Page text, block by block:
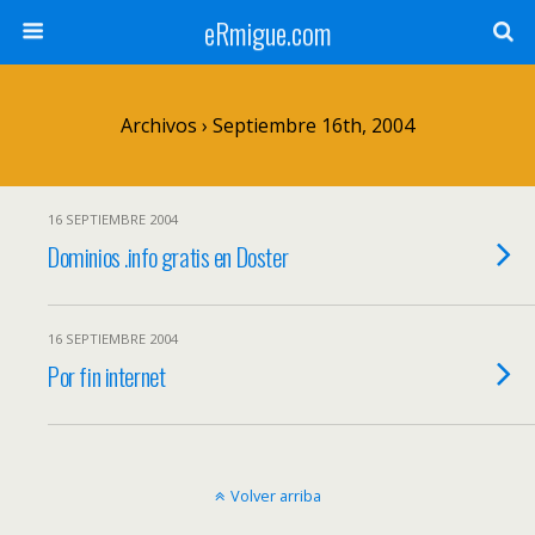
eRmigue.com
Archivos › Septiembre 16th, 2004
16 SEPTIEMBRE 2004
Dominios .info gratis en Doster
16 SEPTIEMBRE 2004
Por fin internet
Volver arriba